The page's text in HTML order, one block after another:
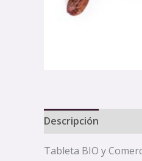
Descripción
Tableta BIO y